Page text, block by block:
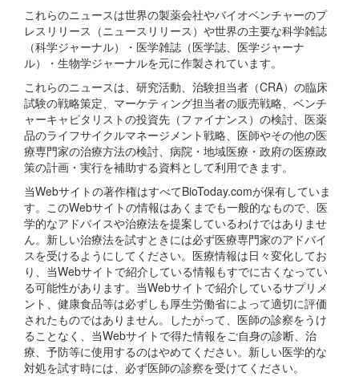
これらのニュースは世界の製薬会社やバイオベンチャーのプ
レスリリース（ニュースリリース）や世界の主要な科学雑誌
（科学ジャーナル）・医学雑誌（医学誌、医学ジャーナ
ル）・生物学ジャーナルを元に作製されています。
これらのニュースは、研究活動、治験担当者（CRA）の臨床
試験の戦略策定、マーケティング担当者の販売戦略、ベンチ
ャーキャピタリストの投資先（ファイナンス）の検討、医薬
品のライフサイクルマネージメント戦略、医師やその他の医
療専門家の治療方法の検討、病院・地域医療・政府の医療政
策の計画・実行を補助する資料として利用できます。
当Webサイトの著作権はすべてBioToday.comが保有していま
す。このWebサイトの情報はあくまでも一般的なもので、医
学的なアドバイスや治療法を提案しているわけではありませ
ん。新しい治療法を試すときには必ず医療専門家のアドバイ
スを受けるようにしてください。医療情報は日々変化してお
り、当Webサイトで紹介している情報もすでに古くなってい
る可能性があります。当Webサイトで紹介しているサプリメ
ント、健康食品等は必ずしも厚生労働省によって適切に評価
されたものではありません。したがって、医師の診察をうけ
ることなく、当Webサイトで得た情報をご自身の診断、治
療、予防等に使用するのはやめてください。新しい医学的な
対処を試す時には、必ず医師の診察を受けてください。